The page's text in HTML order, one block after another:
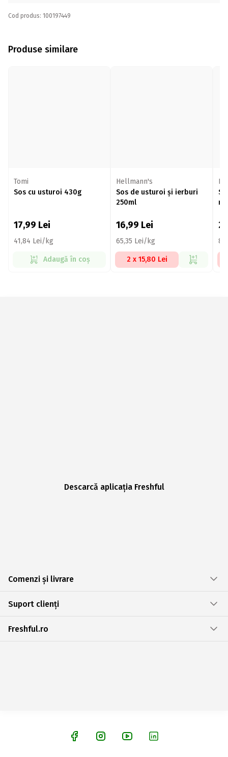
Cod produs: 100197449
Produse similare
Tomi
Sos cu usturoi 430g
17,99 Lei
41,84 Lei/kg
Adaugă în coș
Hellmann's
Sos de usturoi și ierburi
250ml
16,99 Lei
65,35 Lei/kg
2 x 15,80 Lei
Descarcă aplicația Freshful
Comenzi și livrare
Suport clienți
Freshful.ro